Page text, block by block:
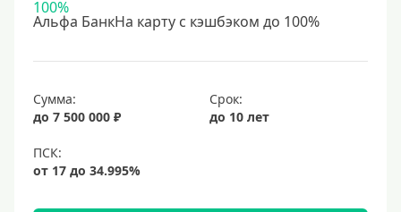
С 18 лет
С 21 года
С 22 лет
С 23 лет
В декрете
Альфа БанкНа карту с кэшбэком до 100%
Сумма:
до 7 500 000 ₽
Срок:
до 10 лет